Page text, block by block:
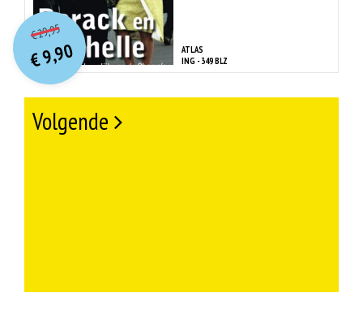
ATLAS
ING - 349 BLZ
€29,95O
orspr
onkelijke
prijs
was:
€ 29,95.
€9,90
Huidige
prijs
is:
€ 9,90.
Volgende